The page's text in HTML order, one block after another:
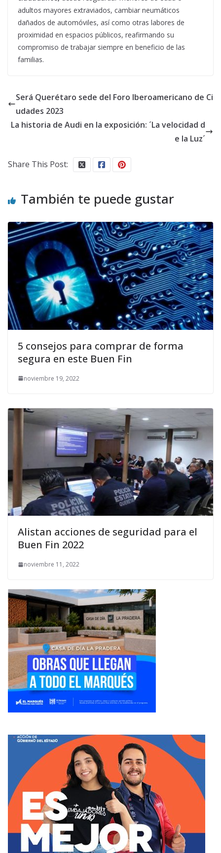
adultos mayores extraviados, cambiar neumáticos
dañados de automóviles, así como otras labores de
proximidad en espacios públicos, reafirmando su
compromiso de trabajar siempre en beneficio de las
familias.
Será Querétaro sede del Foro Iberoamericano de Ci
udades 2023
La historia de Audi en la exposición: ´La velocidad d
e la Luz´
Share This Post:
También te puede gustar
5 consejos para comprar de forma
segura en este Buen Fin
noviembre 19, 2022
Alistan acciones de seguridad para el
Buen Fin 2022
noviembre 11, 2022